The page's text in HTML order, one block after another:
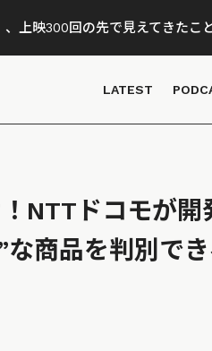
、上映300回の先で見えてきたこ
LATEST
NTTドコモが
な商品を判別で